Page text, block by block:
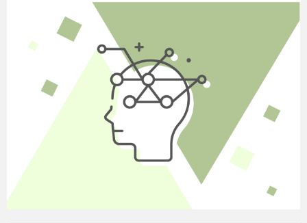
рік, а пізніше — в другій збірці віршів Лесі
Українки «Думи і мрії». У час творення цієї
поеми одні письменники реакційного напряму
заявляли, що мистецтво потрібно лише для
розваги, інші — що історію вершать царі,
королі, володарі трудящих, що гнобительський
лад — непорушний, вічний. Поемою «Давня
казка» Леся Українка давала гостру відсіч
носіям цих теорій.
2. Виразне читання, переказування цікавих
епізодів твору.
зображення боротьби трудящих
проти своїх поневолювачів та ролі і місця поета